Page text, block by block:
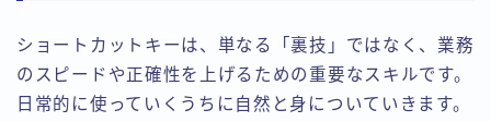
ショートカットキーは、単なる「裏技」ではなく、業務
のスピードや正確性を上げるための重要なスキルです。
日常的に使っていくうちに自然と身についていきます。